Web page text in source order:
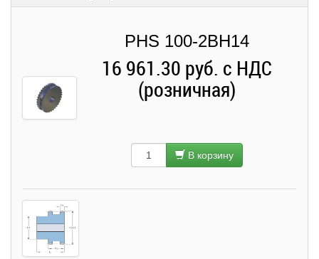
PHS 100-2BH14
16 961.30 руб. с НДС
(розничная)
В корзину